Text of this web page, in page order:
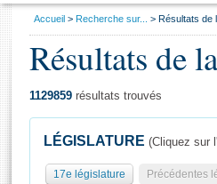
Général
Vous
Accueil Recherche sur... Résultats de
Résultats de
1129859 résultats trouvés
LÉGISLATURE (Cliquez sur
17e législature Précédentes